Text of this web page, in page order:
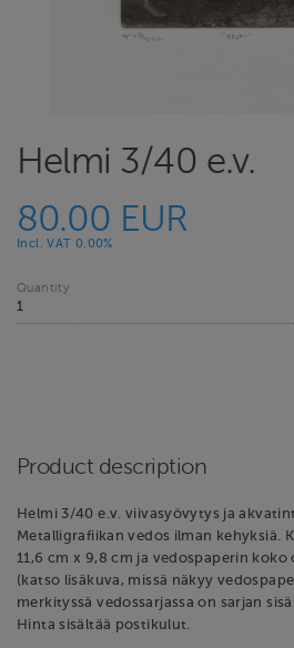
Helmi 3/40 e.v.
80.00 EUR
Incl. VAT 0.00%
Quantity
Product description
Helmi 3/40 e.v. viivasyövytys ja
Metalligrafiikan vedos ilman kehyksiä.
11,6 cm x 9,8 cm ja vedospaperin koko
(katso lisäkuva, missä näkyy
merkityssä vedossarjassa on sarjan
Hinta sisältää postikulut.